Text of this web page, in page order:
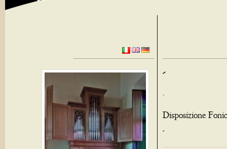
-
.
Disposizione
-